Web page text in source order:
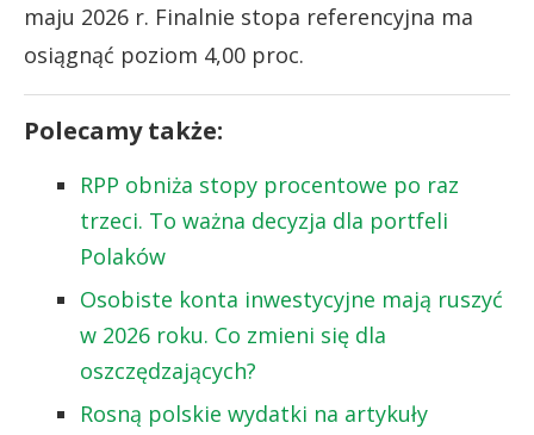
maju 2026 r. Finalnie stopa referencyjna ma
osiągnąć poziom 4,00 proc.
Polecamy także:
RPP obniża stopy procentowe po raz
trzeci. To ważna decyzja dla portfeli
Polaków
Osobiste konta inwestycyjne mają ruszyć
w 2026 roku. Co zmieni się dla
oszczędzających?
Rosną polskie wydatki na artykuły